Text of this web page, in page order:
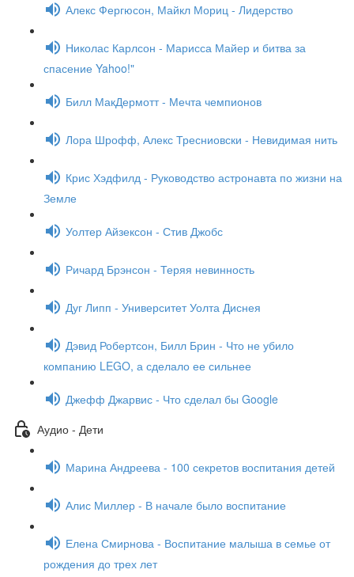
Алекс Фергюсон, Майкл Мориц - Лидерство
Николас Карлсон - Марисса Майер и битва за
спасение Yahoo!"
Билл МакДермотт - Мечта чемпионов
Лора Шрофф, Алекс Тресниовски - Невидимая нить
Крис Хэдфилд - Руководство астронавта по жизни на
Земле
Уолтер Айзексон - Стив Джобс
Ричард Брэнсон - Теряя невинность
Дуг Липп - Университет Уолта Диснея
Дэвид Робертсон, Билл Брин - Что не убило
компанию LEGO, а сделало ее сильнее
Джефф Джарвис - Что сделал бы Google
Аудио - Дети
Марина Андреева - 100 секретов воспитания детей
Алис Миллер - В начале было воспитание
Елена Смирнова - Воспитание малыша в семье от
рождения до трех лет